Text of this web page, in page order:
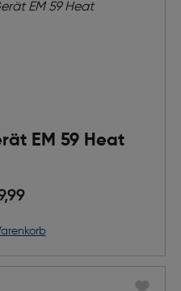
EM 59 Heat